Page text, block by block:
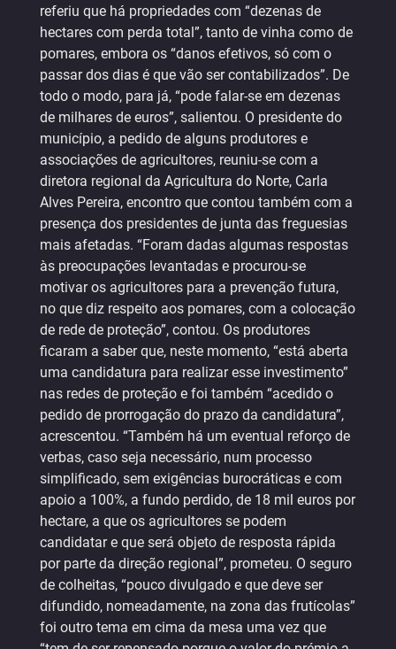
referiu que há propriedades com “dezenas de
hectares com perda total”, tanto de vinha como de
pomares, embora os “danos efetivos, só com o
passar dos dias é que vão ser contabilizados”. De
todo o modo, para já, “pode falar-se em dezenas
de milhares de euros”, salientou. O presidente do
município, a pedido de alguns produtores e
associações de agricultores, reuniu-se com a
diretora regional da Agricultura do Norte, Carla
Alves Pereira, encontro que contou também com a
presença dos presidentes de junta das freguesias
mais afetadas. “Foram dadas algumas respostas
às preocupações levantadas e procurou-se
motivar os agricultores para a prevenção futura,
no que diz respeito aos pomares, com a colocação
de rede de proteção”, contou. Os produtores
ficaram a saber que, neste momento, “está aberta
uma candidatura para realizar esse investimento”
nas redes de proteção e foi também “acedido o
pedido de prorrogação do prazo da candidatura”,
acrescentou. “Também há um eventual reforço de
verbas, caso seja necessário, num processo
simplificado, sem exigências burocráticas e com
apoio a 100%, a fundo perdido, de 18 mil euros por
hectare, a que os agricultores se podem
candidatar e que será objeto de resposta rápida
por parte da direção regional”, prometeu. O seguro
de colheitas, “pouco divulgado e que deve ser
difundido, nomeadamente, na zona das frutícolas”
foi outro tema em cima da mesa uma vez que